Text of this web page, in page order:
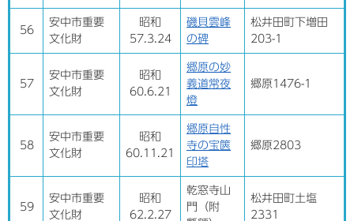
56
安中市重要
文化財
昭和
57.3.24
磯貝雲峰
の碑
松井田町下増田
203-1
57
安中市重要
文化財
昭和
60.6.21
郷原の妙
義道常夜
燈
郷原1476-1
58
安中市重要
文化財
昭和
60.11.21
郷原自性
寺の宝篋
印塔
郷原2803
59
安中市重要
文化財
昭和
62.2.27
乾窓寺山
門（附
松井田町土塩
2331